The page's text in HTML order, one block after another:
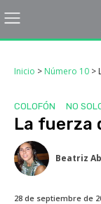
Inicio > Número 10 >
COLOFÓN NO
La fuerza
Beatriz
28 de septiembre de